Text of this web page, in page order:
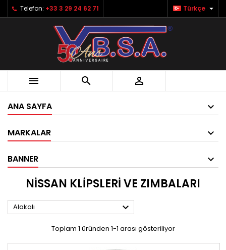
Telefon: +33 3 29 24 62 71 Türkçe 
  
ANA SAYFA
MARKALAR
BANNER
NISSAN KLIPSLERI VE ZIMBALARI
Alakalı 
Toplam 1 üründen 1-1 arası gösteriliyor